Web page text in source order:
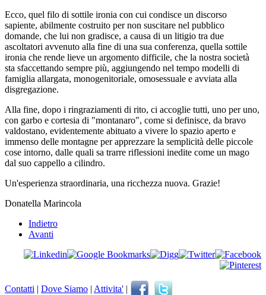
Ecco, quel filo di sottile ironia con cui condisce un discorso
sapiente, abilmente costruito per non suscitare nel pubblico
domande, che lui non gradisce, a causa di un litigio tra due
ascoltatori avvenuto alla fine di una sua conferenza, quella sottile
ironia che rende lieve un argomento difficile, che la nostra società
sta sfaccettando sempre più, aggiungendo nel tempo modelli di
famiglia allargata, monogenitoriale, omosessuale e avviata alla
disgregazione.
Alla fine, dopo i ringraziamenti di rito, ci accoglie tutti, uno per uno,
con garbo e cortesia di "montanaro", come si definisce, da bravo
valdostano, evidentemente abituato a vivere lo spazio aperto e
immenso delle montagne per apprezzare la semplicità delle piccole
cose intorno, dalle quali sa trarre riflessioni inedite come un mago
dal suo cappello a cilindro.
Un'esperienza straordinaria, una ricchezza nuova. Grazie!
Donatella Marincola
Indietro
Avanti
Contatti | Dove Siamo | Attivita' |